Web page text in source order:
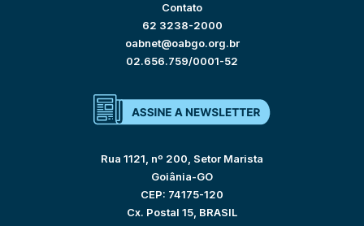
Contato
62 3238-2000
oabnet@oabgo.org.br
02.656.759/0001-52
Rua 1121, nº 200, Setor Marista
Goiânia-GO
CEP: 74175-120
Cx. Postal 15, BRASIL